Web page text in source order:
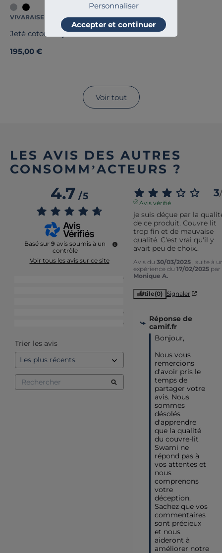
Personnaliser
Accepter et continuer
VIVARAISE
Jeté coton recyclé Lisa
195,00 €
Voir tout
LES AVIS DES AUTRES
CONSOMM’ACTEURS ?
4.7/5
Basé sur 9 avis soumis à un
contrôle
Voir tous les avis sur ce site
7
0
0
Trier les avis
3/
Avis vérifié
je suis déçue par la
de ce produit. Couvre lit
trop fin et de mauvaise
qualité. C'est vrai qu'il y
avait peu de choix..
Avis du 30/03/2025
, suite à
expérience du 17/02/2025 par
Monique A.
Utile(0) Signaler
Réponse de
camif.fr
Bonjour,
Nous vous
remercions
d'avoir pris le
temps de
partager votre
avis. Nous
sommes
désolés
d'apprendre
que la qualité
du couvre-lit
Swami ne
répond pas à
vos attentes et
nous
comprenons
votre
déception.
Sachez que vos
commentaires
sont précieux
et nous
aideront à
améliorer notre